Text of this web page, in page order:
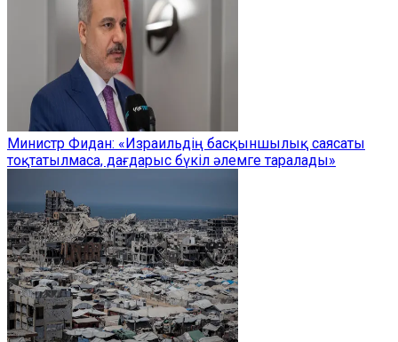
Министр Фидан: «Израильдің басқыншылық саясаты
тоқтатылмаса, дағдарыс бүкіл әлемге таралады»